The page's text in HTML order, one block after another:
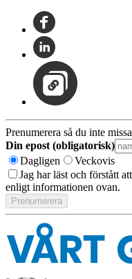
Prenumerera så du inte
Din epost (obligatorisk)
Dagligen
Veckovis
Jag har läst och förstått
enligt informationen ovan.